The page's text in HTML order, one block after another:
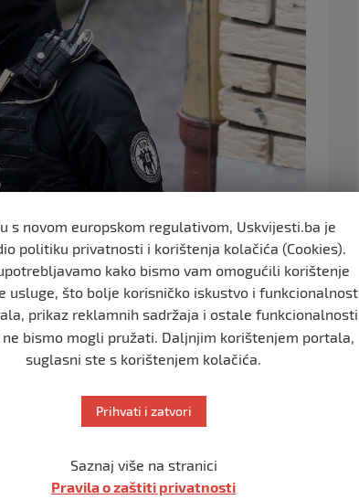
o
pretres izvršili i u mjestu Pokoj, gdje je
s novom europskom regulativom, Uskvijesti.ba je
politiku privatnosti i korištenja kolačića (Cookies).
kako bismo vam omogućili korištenje
usluge, što bolje korisničko iskustvo i funkcionalnost
prikaz reklamnih sadržaja i ostale funkcionalnosti
ne bismo mogli pružati. Daljnjim korištenjem portala,
suglasni ste s korištenjem kolačića.
Prihvati i zatvori
Saznaj više na stranici
Pravila o zaštiti privatnosti